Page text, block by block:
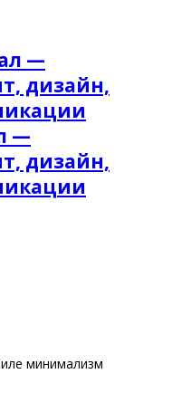
—
дизайн,
минимализм